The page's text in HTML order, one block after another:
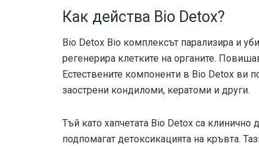
Как действа Bio Detox?
Bio Detox Bio комплексът парализира и
регенерира клетките на органите.
Естествените компоненти в Bio Detox ви
заострени кондиломи, кератоми и други.
Тъй като хапчетата Bio Detox са
подпомагат детоксикацията на кръвта.